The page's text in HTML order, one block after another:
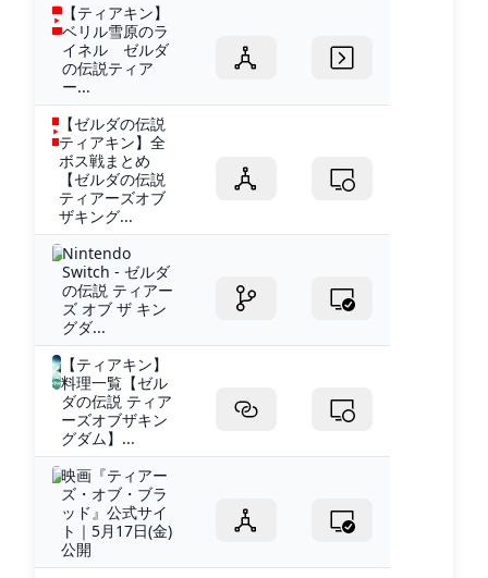
【ティアキン】
ベリル雪原のラ
イネル ゼルダ
の伝説ティア
ー...
【ゼルダの伝説
ティアキン】全
ボス戦まとめ
【ゼルダの伝説
ティアーズオブ
ザキング...
Nintendo
Switch - ゼルダ
の伝説 ティアー
ズ オブ ザ キン
グダ...
【ティアキン】
料理一覧【ゼル
ダの伝説 ティア
ーズオブザキン
グダム】...
映画『ティアー
ズ・オブ・ブラ
ッド』公式サイ
ト｜5月17日(金)
公開